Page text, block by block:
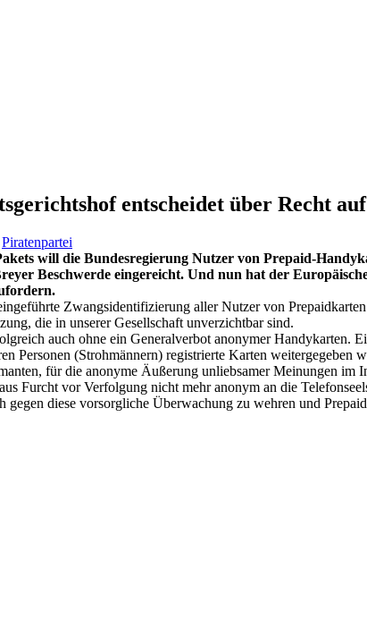
entscheidet über Recht
Piratenpartei
will die Bundesregierung Nutzer von Prepaid-
Beschwerde eingereicht. Und nun hat der
Zwangsidentifizierung aller Nutzer von
die in unserer Gesellschaft unverzichtbar sind.
auch ohne ein Generalverbot anonymer Handykarten.
Personen (Strohmännern) registrierte Karten weitergegeben
für die anonyme Äußerung unliebsamer Meinungen
Furcht vor Verfolgung nicht mehr anonym an die
diese vorsorgliche Überwachung zu wehren und